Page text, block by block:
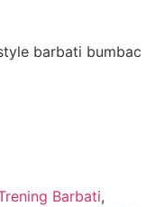
barbati bumbac
Barbati,